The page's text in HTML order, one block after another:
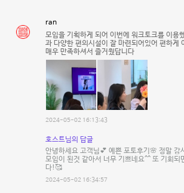
ran
모임을 기획하게 되어 이번에 워크토크를 이용
과 다양한 편의시설이 잘 마련되어있어 편하게
매우 만족하셔서 즐거웠답니다
2024-05-02 16:13:43
호스트님의 답글
안녕하세요 고객님💕 예쁜 포토후기🌸 정말 감
모임이 된것 같아서 너무 기쁘네요^^ 또 기회되
다!🥰
2024-05-02 16:34:57